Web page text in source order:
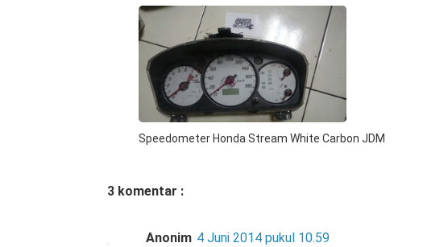
Speedometer Honda Stream White Carbon JDM
3 komentar :
Anonim 4 Juni 2014 pukul 10.59